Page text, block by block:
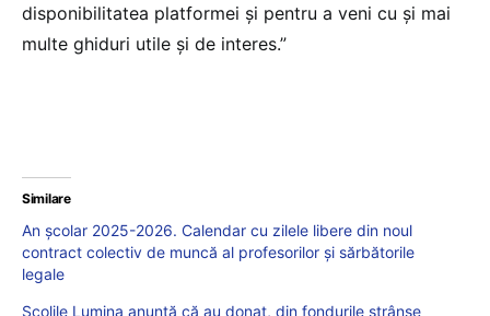
disponibilitatea platformei și pentru a veni cu și mai
multe ghiduri utile și de interes.”
Similare
An școlar 2025-2026. Calendar cu zilele libere din noul
contract colectiv de muncă al profesorilor și sărbătorile
legale
Școlile Lumina anunță că au donat, din fondurile strânse